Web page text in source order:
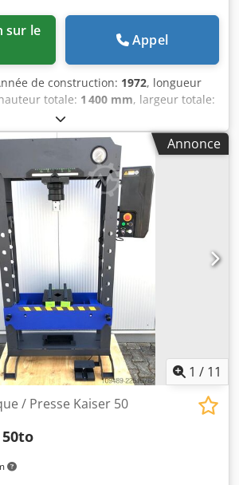
Appel
de construction: 1972, longueur
totale: 1 400 mm, largeur totale:
: Vert Poids à vide : 2 000 kg Prix : Sur
fabrication : 1972 - Documentation
CE : Non - Commande :
de transport : 1 800 mm x 2
(L x l x h) - Poids de transport [kg] : 2
Riopfx Abfor - Emballages de transport
financières TVA : Le prix indiqué
TVA/régime de marge : TVA
entreprises Livraison et reprise
pour tout équipement industriel
Annonce
1 / 11
/ Presse Kaiser 50
50to